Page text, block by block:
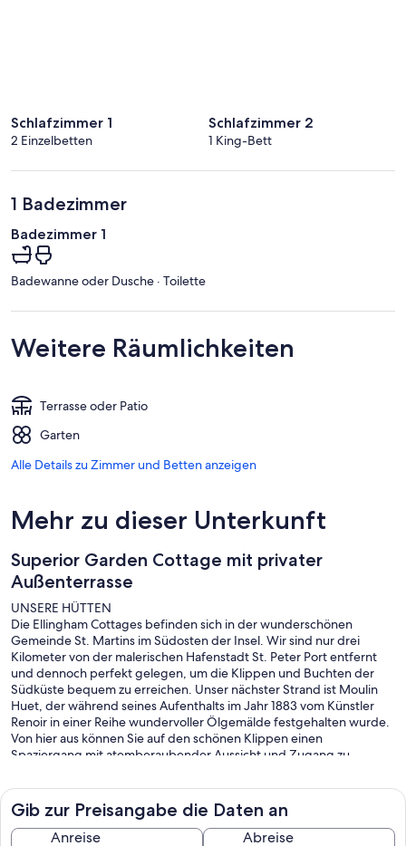
Schlafzimmer 1
2 Einzelbetten
Schlafzimmer 2
1 King-Bett
1 Badezimmer
Badezimmer 1
Badewanne oder Dusche · Toilette
Weitere Räumlichkeiten
Terrasse oder Patio
Garten
Alle Details zu Zimmer und Betten anzeigen
Mehr zu dieser Unterkunft
Superior Garden Cottage mit privater
Außenterrasse
UNSERE HÜTTEN
Die Ellingham Cottages befinden sich in der wunderschönen
Gemeinde St. Martins im Südosten der Insel. Wir sind nur drei
Kilometer von der malerischen Hafenstadt St. Peter Port entfernt
und dennoch perfekt gelegen, um die Klippen und Buchten der
Südküste bequem zu erreichen. Unser nächster Strand ist Moulin
Huet, der während seines Aufenthalts im Jahr 1883 vom Künstler
Renoir in einer Reihe wundervoller Ölgemälde festgehalten wurde.
Von hier aus können Sie auf den schönen Klippen einen
Spaziergang mit atemberaubender Aussicht und Zugang zu
Es gibt auch eine Auswahl an großartigen Restaurants, Bars,
Geschäften und Supermärkten in unmittelbarer Nähe der Ellingham
Cottages. Die Busverbindung ist nur wenige Gehminuten entfernt
Gib zur Preisangabe die Daten an
Anreise Abreise